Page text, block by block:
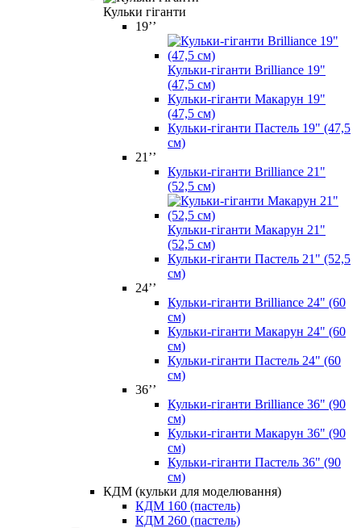
Кульки гіганти
19’’
Кульки-гіганти Brilliance 19"
(47,5 см)
Кульки-гіганти Макарун 19"
(47,5 см)
Кульки-гіганти Пастель 19" (47,5
см)
21’’
Кульки-гіганти Brilliance 21"
(52,5 см)
Кульки-гіганти Макарун 21"
(52,5 см)
Кульки-гіганти Пастель 21" (52,5
см)
24’’
Кульки-гіганти Brilliance 24" (60
см)
Кульки-гіганти Макарун 24" (60
см)
Кульки-гіганти Пастель 24" (60
см)
36’’
Кульки-гіганти Brilliance 36" (90
см)
Кульки-гіганти Макарун 36" (90
см)
Кульки-гіганти Пастель 36" (90
см)
КДМ (кульки для моделювання)
КДМ 160 (пастель)
КДМ 260 (пастель)